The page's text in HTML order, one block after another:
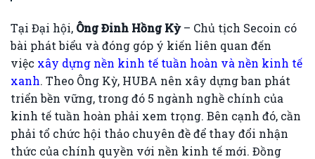
Tại Đại hội, Ông Đinh Hồng Kỳ– Chủ tịch Secoin có
bài phát biểu và đóng góp ý kiến liên quan đến
việc xây dựng nền kinh tế tuần hoàn và nền kinh tế
xanh. Theo Ông Kỳ, HUBA nên xây dựng ban phát
triển bền vững, trong đó 5 ngành nghề chính của
kinh tế tuần hoàn phải xem trọng. Bên cạnh đó, cần
phải tổ chức hội thảo chuyên đề để thay đổi nhận
thức của chính quyền với nền kinh tế mới. Đồng